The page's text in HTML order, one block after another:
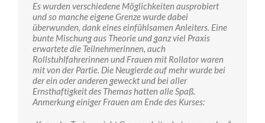
Es wurden verschiedene Möglichkeiten ausprobiert
und so manche eigene Grenze wurde dabei
überwunden, dank eines einfühlsamen Anleiters. Eine
bunte Mischung aus Theorie und ganz viel Praxis
erwartete die Teilnehmerinnen, auch
Rollstuhlfahrerinnen und Frauen mit Rollator waren
mit von der Partie. Die Neugierde auf mehr wurde bei
der ein oder anderen geweckt und bei aller
Ernsthaftigkeit des Themas hatten alle Spaß.
Anmerkung einiger Frauen am Ende des Kurses: